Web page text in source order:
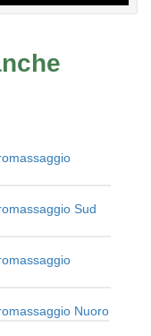
Sud
Nuoro